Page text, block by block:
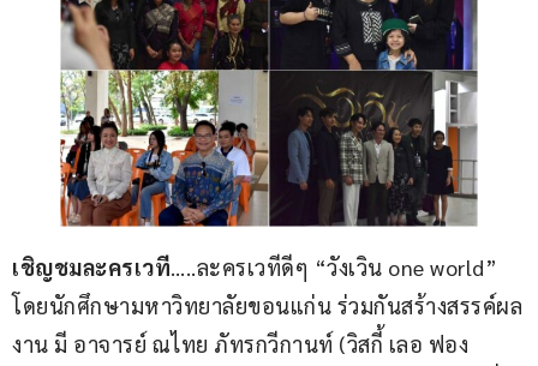
เชิญชมละครเวที…..ละครเวทีดีๆ “วังเวิน one world”
โดยนักศึกษามหาวิทยาลัยขอนแก่น ร่วมกันสร้างสรรค์ผล
งาน มี อาจารย์ ณไทย ภัทรกวีกานท์ (วิสกี้ เลอ ฟอง